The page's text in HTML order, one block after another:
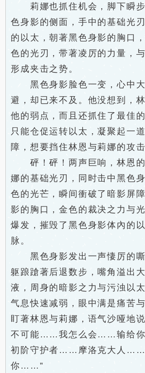
莉娜也抓住机会，脚下瞬步
色身影的侧面，手中的基础光
的以太，朝著黑色身影的胸口
色的光刃，带著凌厉的力量，
形成夹击之势。
黑色身影脸色一变，心中大
避，却已来不及。他没想到，
他的弱点，而且还抓住了最佳
只能仓促运转以太，凝聚起一
障，想要挡住林恩与莉娜的攻击
砰！砰！两声巨响，林恩的
娜的基础光刃，同时击中黑色
色的光芒，瞬间衝破了暗影屏
影的胸口，金色的裁决之力与
爆发，摧毁了黑色身影体內的
脉。
黑色身影发出一声悽厉的嘶
躯踉蹌著后退数步，嘴角溢出
液，周身的暗影之力与污浊以
气息快速减弱，眼中满是痛苦
盯著林恩与莉娜，语气沙哑地
不可能……我怎么会……输给你
初阶守护者……摩洛克大人……
你……”